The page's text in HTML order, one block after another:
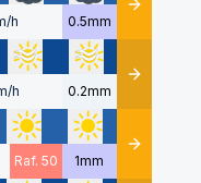
h 0.5mm Détails
h 0.2mm Détails
Raf. 50 1mm Détails